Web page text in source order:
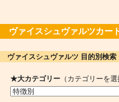
ヴァイスシュヴァルツカー
ヴァイスシュヴァルツ 目的別検索
★大カテゴリー （カテゴリーを